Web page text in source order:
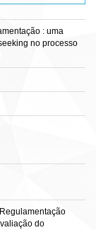
: uma
no processo
do